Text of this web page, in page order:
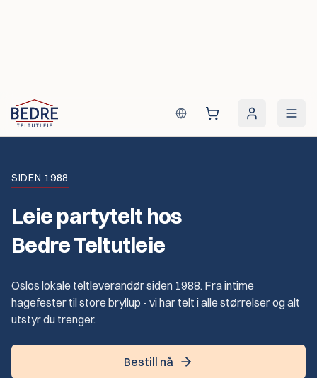
Hopp til innhold
SIDEN 1988
Leie partytelt hos
Bedre Teltutleie
Oslos lokale teltleverandør siden 1988. Fra intime
hagefester til store bryllup - vi har telt i alle størrelser og alt
utstyr du trenger.
Bestill nå